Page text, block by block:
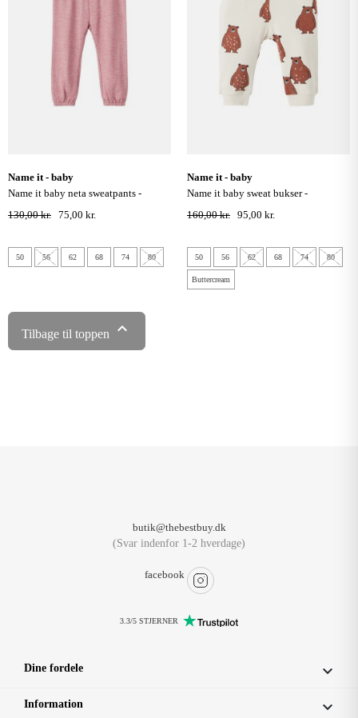
name it - baby
name it baby neta sweatpants -
mauvewood
130,00 kr. 75,00 kr.
50 56 62 68 74 80
name it - baby
name it baby sweat bukser -
buttercream
160,00 kr. 95,00 kr.
50 56 62 68 74 80
Buttercream
Tilbage til toppen 
butik@thebestbuy.dk
(Svar indenfor 1-2 hverdage)
facebook
3.3/5 STJERNER
Dine fordele 
Information 